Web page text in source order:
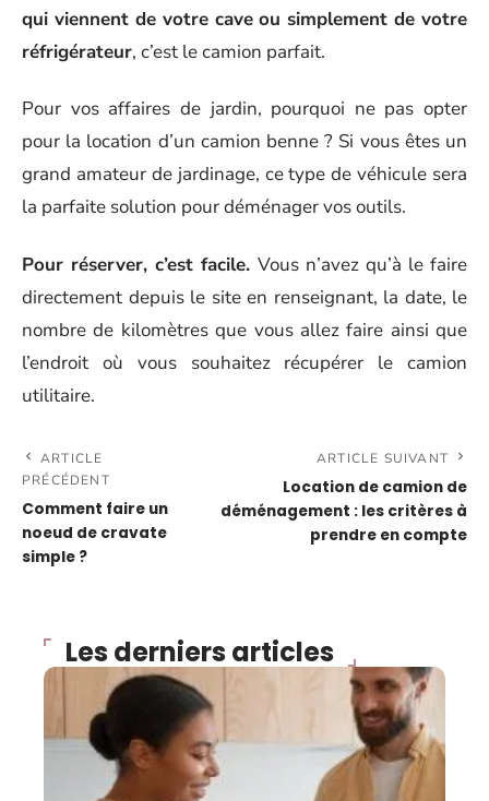
qui viennent de votre cave ou simplement de votre
réfrigérateur, c’est le camion parfait.
Pour vos affaires de jardin, pourquoi ne pas opter
pour la location d’un camion benne ? Si vous êtes un
grand amateur de jardinage, ce type de véhicule sera
la parfaite solution pour déménager vos outils.
Pour réserver, c’est facile. Vous n’avez qu’à le faire
directement depuis le site en renseignant, la date, le
nombre de kilomètres que vous allez faire ainsi que
l’endroit où vous souhaitez récupérer le camion
utilitaire.
ARTICLE
PRÉCÉDENT
Comment faire un
noeud de cravate
simple ?
ARTICLE SUIVANT
Location de camion de
déménagement : les critères à
prendre en compte
Les derniers articles